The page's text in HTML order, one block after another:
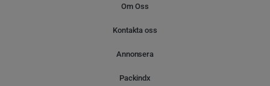
Om Oss
Kontakta oss
Annonsera
Packindx